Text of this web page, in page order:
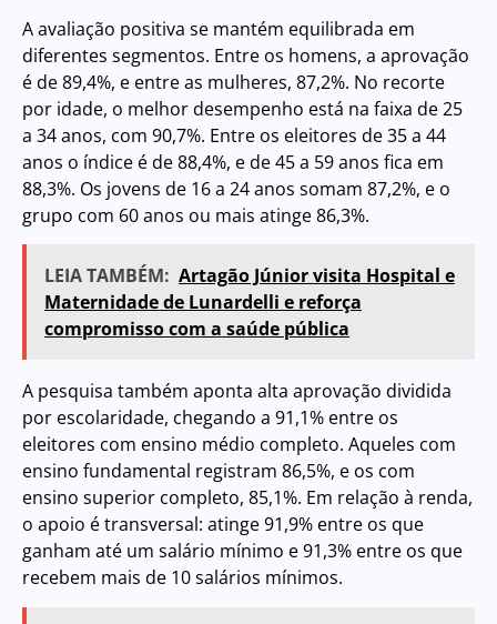
A avaliação positiva se mantém equilibrada em
diferentes segmentos. Entre os homens, a aprovação
é de 89,4%, e entre as mulheres, 87,2%. No recorte
por idade, o melhor desempenho está na faixa de 25
a 34 anos, com 90,7%. Entre os eleitores de 35 a 44
anos o índice é de 88,4%, e de 45 a 59 anos fica em
88,3%. Os jovens de 16 a 24 anos somam 87,2%, e o
grupo com 60 anos ou mais atinge 86,3%.
LEIA TAMBÉM: Artagão Júnior visita Hospital e
Maternidade de Lunardelli e reforça
compromisso com a saúde pública
A pesquisa também aponta alta aprovação dividida
por escolaridade, chegando a 91,1% entre os
eleitores com ensino médio completo. Aqueles com
ensino fundamental registram 86,5%, e os com
ensino superior completo, 85,1%. Em relação à renda,
o apoio é transversal: atinge 91,9% entre os que
ganham até um salário mínimo e 91,3% entre os que
recebem mais de 10 salários mínimos.